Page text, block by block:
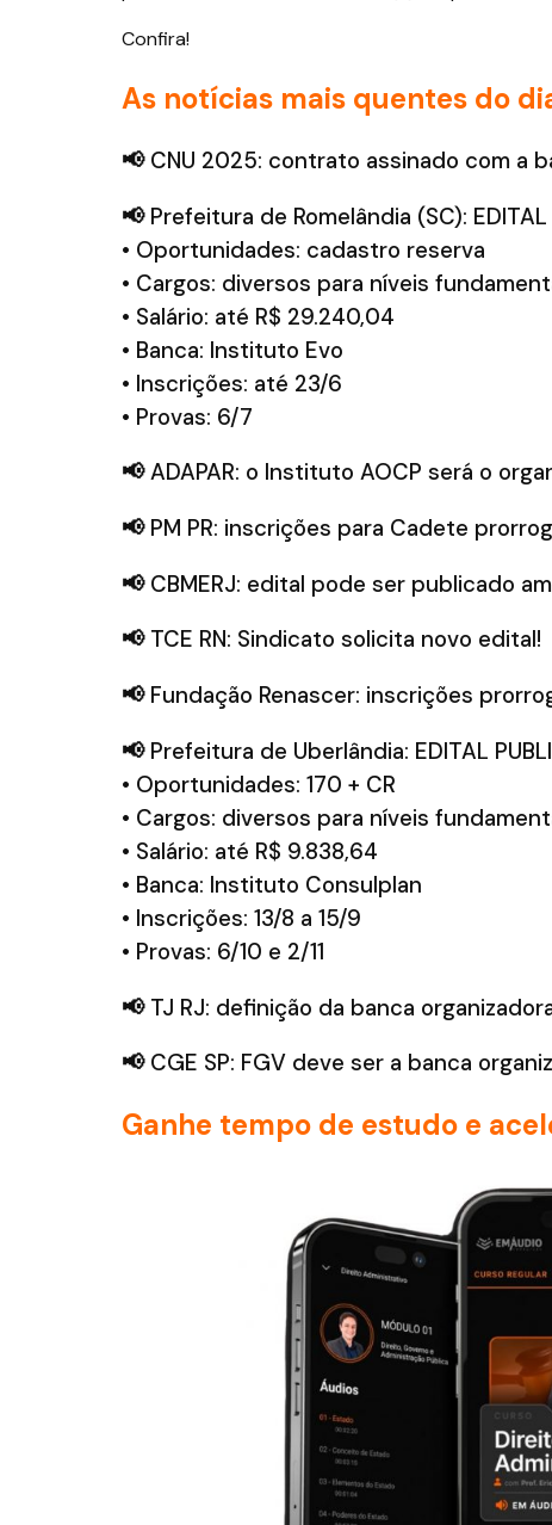
Confira!
As notícias mais quentes do
📢CNU 2025: contrato assinado com a
📢Prefeitura de Romelândia (SC): EDITAL
• Oportunidades: cadastro reserva
• Cargos: diversos para níveis
• Salário: até R$ 29.240,04
• Banca: Instituto Evo
• Inscrições: até 23/6
• Provas: 6/7
📢ADAPAR: o Instituto AOCP será o
📢PM PR: inscrições para Cadete
📢CBMERJ: edital pode ser publicado
📢TCE RN: Sindicato solicita novo edital!
📢Fundação Renascer: inscrições
📢Prefeitura de Uberlândia: EDITAL
• Oportunidades: 170 + CR
• Cargos: diversos para níveis
• Salário: até R$ 9.838,64
• Banca: Instituto Consulplan
• Inscrições: 13/8 a 15/9
• Provas: 6/10 e 2/11
📢TJ RJ: definição da banca
📢CGE SP: FGV deve ser a banca
Ganhe tempo de estudo e